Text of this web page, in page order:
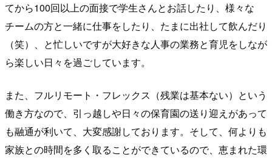
てから100回以上の面接で学生さんとお話したり、様々な
チームの方と一緒に仕事をしたり、たまに出社して飲んだり
（笑）、と忙しいですが大好きな人事の業務と育児をしなが
ら楽しい日々を過ごしています。
また、フルリモート・フレックス（残業は基本ない）という
働き方なので、引っ越しや日々の保育園の送り迎えがあって
も融通が利いて、大変感謝しております。そして、何よりも
家族との時間を多く取ることができているので、恵まれた環